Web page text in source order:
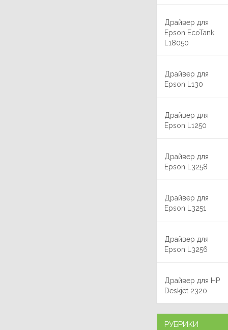
Драйвер для
Epson EcoTank
L18050
Драйвер для
Epson L130
Драйвер для
Epson L1250
Драйвер для
Epson L3258
Драйвер для
Epson L3251
Драйвер для
Epson L3256
Драйвер для HP
Deskjet 2320
РУБРИКИ